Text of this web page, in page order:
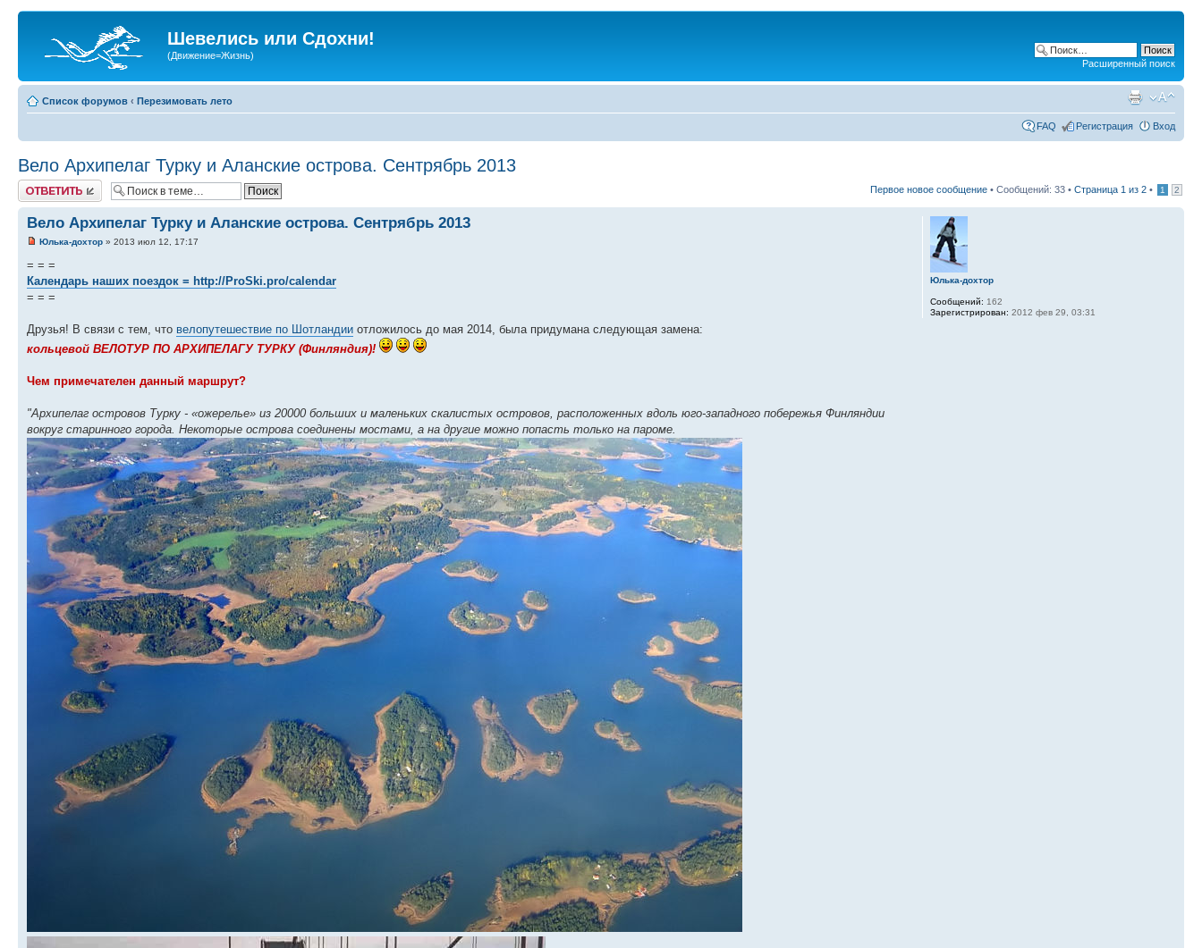
Шевелись или Сдохни!
(Движение=Жизнь)
Расширенный поиск
Список форумов ‹ Перезимовать лето
FAQ Регистрация Вход
Вело Архипелаг Турку и Аланские острова. Сентрябрь 2013
Ответить Первое новое сообщение • Сообщений: 33 • Страница 1 из 2 • 1 2
Вело Архипелаг Турку и Аланские острова. Сентрябрь 2013
Юлька-дохтор » 2013 июл 12, 17:17
= = =
Календарь наших поездок = http://ProSki.pro/calendar
= = =
Друзья! В связи с тем, что велопутешествие по Шотландии отложилось до мая 2014, была придумана следующая замена:
кольцевой ВЕЛОТУР ПО АРХИПЕЛАГУ ТУРКУ (Финляндия)!
Чем примечателен данный маршрут?
"Архипелаг островов Турку - «ожерелье» из 20000 больших и маленьких скалистых островов, расположенных вдоль юго-западного побережья Финляндии
вокруг старинного города. Некоторые острова соединены мостами, а на другие можно попасть только на пароме.
Юлька-дохтор
Сообщений: 162
Зарегистрирован: 2012 фев 29, 03:31